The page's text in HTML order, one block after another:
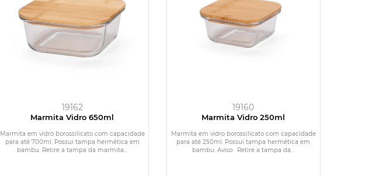
19162
Marmita Vidro 650ml
Marmita em vidro borossilicato com capacidade
para até 700ml. Possui tampa hermética em
bambu. Retire a tampa da marmita...
19160
Marmita Vidro 250ml
Marmita em vidro borossilicato com capacidade
para até 250ml. Possui tampa hermética em
bambu. Aviso: Retire a tampa da...